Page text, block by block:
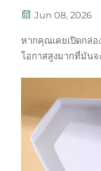
Jun 08, 2026
หากคุณเคยเปิดกล่อ
โอกาสสูงมากที่มันจ
ด้วยฝาปิดแยกต่าง
บานพับ ไม่มีรอยพับ